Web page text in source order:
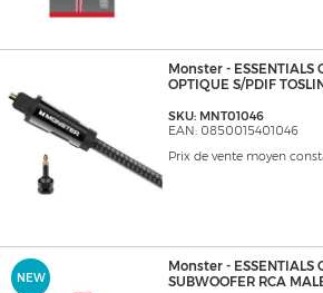
Monster - ESSENTIALS
OPTIQUE S/PDIF
SKU: MNT01046
EAN: 0850015401046
Prix de vente moyen
NEW
Monster - ESSENTIALS
SUBWOOFER RCA